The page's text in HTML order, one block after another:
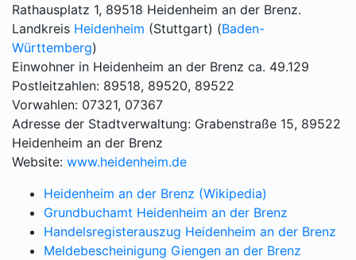
Rathausplatz 1, 89518 Heidenheim an der Brenz.
Landkreis Heidenheim (Stuttgart) (Baden-
Württemberg)
Einwohner in Heidenheim an der Brenz ca. 49.129
Postleitzahlen: 89518, 89520, 89522
Vorwahlen: 07321, 07367
Adresse der Stadtverwaltung: Grabenstraße 15, 89522
Heidenheim an der Brenz
Website: www.heidenheim.de
Heidenheim an der Brenz (Wikipedia)
Grundbuchamt Heidenheim an der Brenz
Handelsregisterauszug Heidenheim an der Brenz
Meldebescheinigung Giengen an der Brenz